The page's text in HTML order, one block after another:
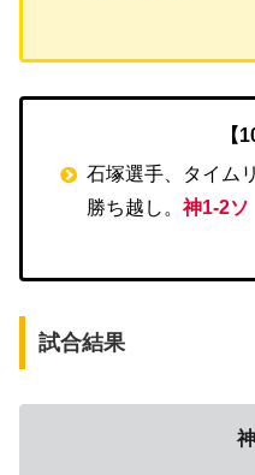
【
石塚選手、タイム
勝ち越し。神1-2ソ
試合結果